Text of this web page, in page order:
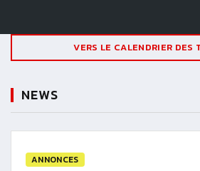
VERS LE CALENDRIER DES
NEWS
ANNONCES